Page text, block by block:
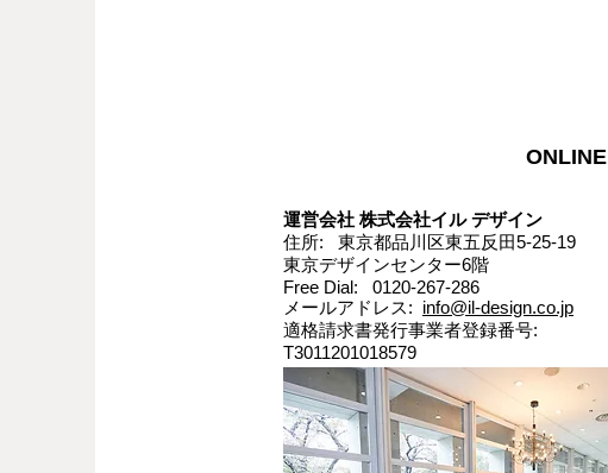
ONLINE
運営会社 株式会社イル デザイン​
住所: 東京都品川区東五反田5-25-19
東京デザインセンター6階
Free Dial: 0120-267-286
メールアドレス: info@il-design.co.jp
適格請求書発行事業者登録番号:
T3011201018579